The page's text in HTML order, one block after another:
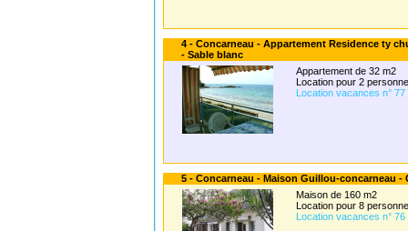
4 - Concarneau - Appartement Residence ty
- Sable blanc
Appartement de 32 m2
Location pour 2
Location vacances n° 77
5 - Concarneau - Maison Guillou-concarneau -
Maison de 160 m2
Location pour 8
Location vacances n° 76